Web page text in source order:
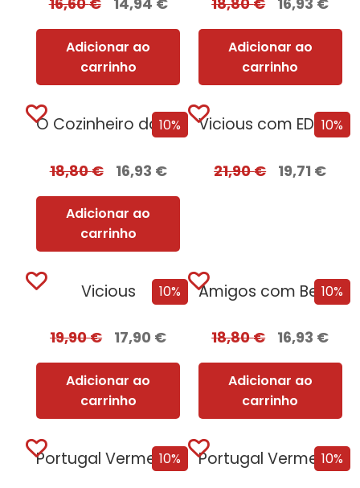
Adicionar ao
carrinho
Adicionar ao
carrinho
10%
O Cozinheiro da Rainha Adúltera
18,80€ 16,93 €
Adicionar ao
carrinho
10%
Vicious com EDGES
21,90€ 19,71 €
10%
Vicious
19,90€ 17,90 €
Adicionar ao
carrinho
10%
Amigos com Benefícios
18,80€ 16,93 €
Adicionar ao
carrinho
10%
Portugal Vermelho + Oferta Leonor de Aquitânia 10%
Portugal Vermelho